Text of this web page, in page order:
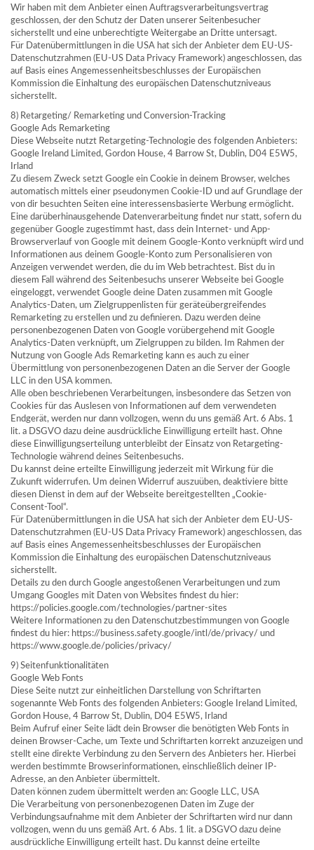
Wir haben mit dem Anbieter einen Auftragsverarbeitungsvertrag
geschlossen, der den Schutz der Daten unserer Seitenbesucher
sicherstellt und eine unberechtigte Weitergabe an Dritte untersagt.
Für Datenübermittlungen in die USA hat sich der Anbieter dem EU-US-
Datenschutzrahmen (EU-US Data Privacy Framework) angeschlossen, das
auf Basis eines Angemessenheitsbeschlusses der Europäischen
Kommission die Einhaltung des europäischen Datenschutzniveaus
sicherstellt.
8) Retargeting/ Remarketing und Conversion-Tracking
Google Ads Remarketing
Diese Webseite nutzt Retargeting-Technologie des folgenden Anbieters:
Google Ireland Limited, Gordon House, 4 Barrow St, Dublin, D04 E5W5,
Irland
Zu diesem Zweck setzt Google ein Cookie in deinem Browser, welches
automatisch mittels einer pseudonymen Cookie-ID und auf Grundlage der
von dir besuchten Seiten eine interessensbasierte Werbung ermöglicht.
Eine darüberhinausgehende Datenverarbeitung findet nur statt, sofern du
gegenüber Google zugestimmt hast, dass dein Internet- und App-
Browserverlauf von Google mit deinem Google-Konto verknüpft wird und
Informationen aus deinem Google-Konto zum Personalisieren von
Anzeigen verwendet werden, die du im Web betrachtest. Bist du in
diesem Fall während des Seitenbesuchs unserer Webseite bei Google
eingeloggt, verwendet Google deine Daten zusammen mit Google
Analytics-Daten, um Zielgruppenlisten für geräteübergreifendes
Remarketing zu erstellen und zu definieren. Dazu werden deine
personenbezogenen Daten von Google vorübergehend mit Google
Analytics-Daten verknüpft, um Zielgruppen zu bilden. Im Rahmen der
Nutzung von Google Ads Remarketing kann es auch zu einer
Übermittlung von personenbezogenen Daten an die Server der Google
LLC in den USA kommen.
Alle oben beschriebenen Verarbeitungen, insbesondere das Setzen von
Cookies für das Auslesen von Informationen auf dem verwendeten
Endgerät, werden nur dann vollzogen, wenn du uns gemäß Art. 6 Abs. 1
lit. a DSGVO dazu deine ausdrückliche Einwilligung erteilt hast. Ohne
diese Einwilligungserteilung unterbleibt der Einsatz von Retargeting-
Technologie während deines Seitenbesuchs.
Du kannst deine erteilte Einwilligung jederzeit mit Wirkung für die
Zukunft widerrufen. Um deinen Widerruf auszuüben, deaktiviere bitte
diesen Dienst in dem auf der Webseite bereitgestellten „Cookie-
Consent-Tool“.
Für Datenübermittlungen in die USA hat sich der Anbieter dem EU-US-
Datenschutzrahmen (EU-US Data Privacy Framework) angeschlossen, das
auf Basis eines Angemessenheitsbeschlusses der Europäischen
Kommission die Einhaltung des europäischen Datenschutzniveaus
sicherstellt.
Details zu den durch Google angestoßenen Verarbeitungen und zum
Umgang Googles mit Daten von Websites findest du hier:
https://policies.google.com/technologies/partner-sites
Weitere Informationen zu den Datenschutzbestimmungen von Google
findest du hier: https://business.safety.google/intl/de/privacy/ und
https://www.google.de/policies/privacy/
9) Seitenfunktionalitäten
Google Web Fonts
Diese Seite nutzt zur einheitlichen Darstellung von Schriftarten
sogenannte Web Fonts des folgenden Anbieters: Google Ireland Limited,
Gordon House, 4 Barrow St, Dublin, D04 E5W5, Irland
Beim Aufruf einer Seite lädt dein Browser die benötigten Web Fonts in
deinen Browser-Cache, um Texte und Schriftarten korrekt anzuzeigen und
stellt eine direkte Verbindung zu den Servern des Anbieters her. Hierbei
werden bestimmte Browserinformationen, einschließlich deiner IP-
Adresse, an den Anbieter übermittelt.
Daten können zudem übermittelt werden an: Google LLC, USA
Die Verarbeitung von personenbezogenen Daten im Zuge der
Verbindungsaufnahme mit dem Anbieter der Schriftarten wird nur dann
vollzogen, wenn du uns gemäß Art. 6 Abs. 1 lit. a DSGVO dazu deine
ausdrückliche Einwilligung erteilt hast. Du kannst deine erteilte